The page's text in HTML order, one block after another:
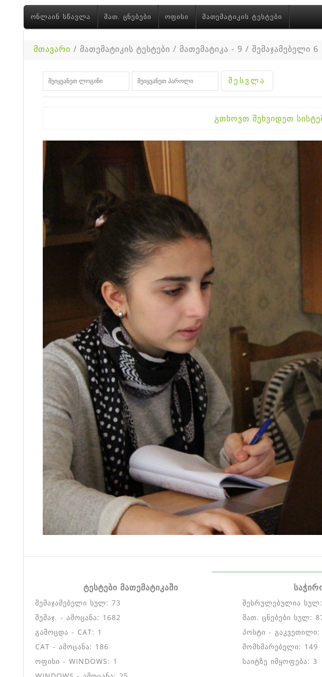
ᲝᲜᲚᲐᲘᲜ ᲡᲬᲐᲕᲚᲐ ᲛᲐᲗ. ᲪᲜᲔᲑᲔᲑᲘ ᲝᲤᲘᲡᲘ ᲛᲐᲗᲔᲛᲐᲢᲘᲙᲘᲡ ᲢᲔᲡᲢᲔᲑᲘ
მთავარი / მათემატიკის ტესტები / მათემატიკა - 9 / შემაჯამებელი 6
გთხოვთ შეხვიდეთ
ტესტები მათემატიკაში
შემაჯამებელი სულ: 73
შემაჯ. - ამოცანა: 1682
გამოცდა - CAT: 1
CAT - ამოცანა: 186
ოფისი - WINDOWS: 1
შესრულებულია
მათ. ცნებები სულ:
პოსტი - გაკვეთილი:
მომხმარებელი: 149
საიტზე იმყოფება: 3